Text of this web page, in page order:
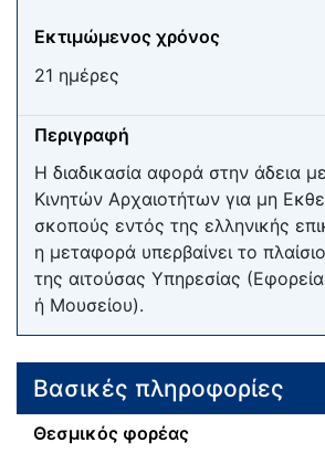
Εκτιμώμενος χρόνος
21 ημέρες
Περιγραφή
Η διαδικασία αφορά στην άδεια
Κινητών Αρχαιοτήτων για μη
σκοπούς εντός της ελληνικής
η μεταφορά υπερβαίνει το
της αιτούσας Υπηρεσίας
ή Μουσείου).
Βασικές πληροφορίες
Θεσμικός φορέας